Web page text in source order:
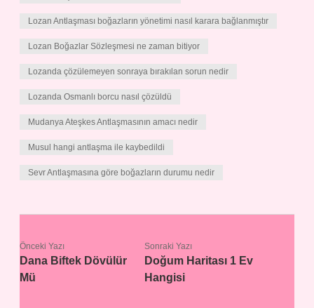
Lozan Antlaşması boğazların yönetimi nasıl karara bağlanmıştır
Lozan Boğazlar Sözleşmesi ne zaman bitiyor
Lozanda çözülemeyen sonraya bırakılan sorun nedir
Lozanda Osmanlı borcu nasıl çözüldü
Mudanya Ateşkes Antlaşmasının amacı nedir
Musul hangi antlaşma ile kaybedildi
Sevr Antlaşmasına göre boğazların durumu nedir
Önceki Yazı
Dana Biftek Dövülür
Mü
Sonraki Yazı
Doğum Haritası 1 Ev
Hangisi